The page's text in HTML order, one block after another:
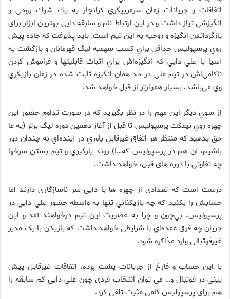
اتفاقات و جريانات زمان سرمربيگري كرانچار به يك شوك روحي و
انگيزشي نياز داشت و در اين ارتباط نام و سابقه‌ دایی بهترین ابزار برای
بازگرداندن‌ انگيزه و روحيه به این تیم است. بايد پذيرفت كه جاده پيش
روي پرسپوليس حداقل براي كسب سهميه ليگ قهرمانان و بازگشت به
آسيا با علي دايي كه انگيزه‌اش براي اثبات قابليتها و فراموش كردن
ناكامي‌اش در تيم ملي در حد همان انگيزه ثابت شده در زمان بازيگري
وي مي‌باشد، بسيار هموارتر از قبل خواهد شد.
از سوي ديگر اين مهم را در نظر بگيريد كه در صورت تداوم حضور اين
چهره روي نيمكت پرسپوليس تا قبل از آغاز دهمين دوره ليگ برتر (به ما
حق بدهيد كه منتظر هر اتفاق غيرقابل باوري در آينده‌اي نه چندان دور
باشيم، آن هم در پرسپوليس كه…!) روند يارگيري و تيم بستن سرخها
چه تفاوتي با دوره های قبل، خواهد داشت.
درست است که تعدادی از چهره ها با دایی سر ناسازگاری دارند اما
حسابش را بكنيد كه چه بازيكناني تنها به واسطه حضور علي دايي در
پرسپوليس، بي‌چون و چرا به عضويت اين تيم درخواهند آمد و اين
جريان چه فرق عمده‌اي با شرایطی خواهد داشت که بازیکن با یک مدیر
غیرفوتبالی وارد مذاکره شود.
با اين حساب و فارغ از جريانات پشت پرده، اتفاقات غیرقابل پیش
بینی در فوتبال و… می توان انتخاب فردی چون علی دایی کم سابقه را
هم برای پرسپولیس گامی مثبت تلقی کرد.